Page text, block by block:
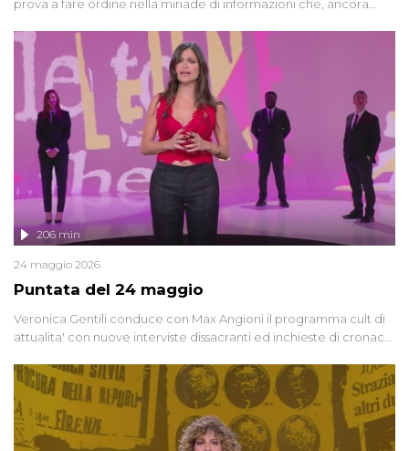
prova a fare ordine nella miriade di informazioni che, ancora
giudiziarie più discusse degli ultimi anni. Lo speciale ricostruisce la
vicenda mettendo in fila testimonianze, errori, dettagli
controversi e i protagonisti di un'indagine che sembra non avere
fine.
Puntata del 24 maggio
206 min
24 maggio 2026
Veronica Gentili conduce con Max Angioni il programma cult di
attualita' con nuove interviste dissacranti ed inchieste di cronaca